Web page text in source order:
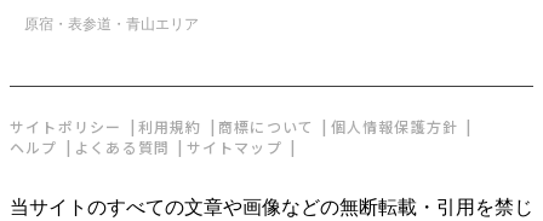
原宿・表参道・青山エリア
サイトポリシー 利用規約 商標について
個人情報保護方針
ヘルプ
よくある質問 サイトマップ
当サイトのすべての文章や画像などの無断転載・引用を禁じ